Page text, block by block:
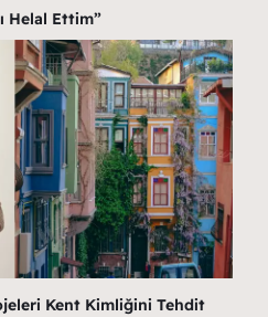
Helal Ettim”
Kent Kimliğini Tehdit